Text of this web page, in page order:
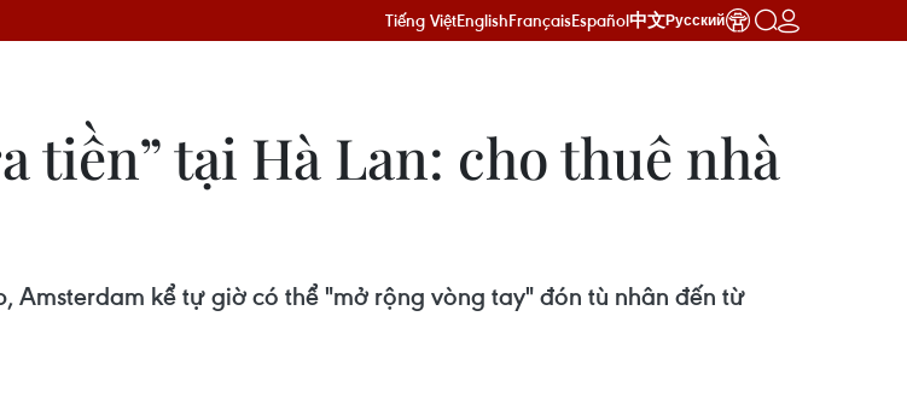
Tiếng ViệtEnglishFrançaisEspañol中文Русский
tiền” tại Hà Lan: cho thuê nhà
kể tự giờ có thể "mở rộng vòng tay" đón tù nhân đến từ